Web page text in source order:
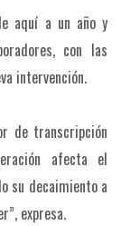
aquí a un año y
con las
intervención.
de transcripción
afecta el
su decaimiento a
expresa.